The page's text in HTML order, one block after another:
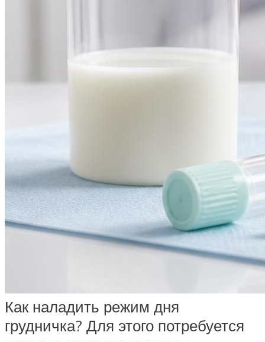
Как наладить режим дня
грудничка? Для этого потребуется